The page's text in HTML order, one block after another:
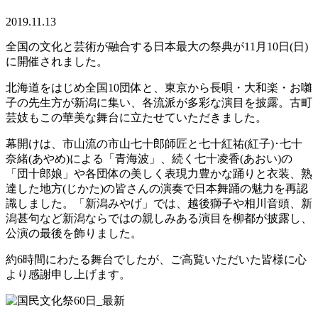
2019.11.13
全国の文化と芸術が融合する日本最大の祭典が11月10日(日)
に開催されました。
北海道をはじめ全国10団体と、東京から長唄・大和楽・お囃
子の先生方が新潟に集い、各流派が多彩な演目を披露。古町
芸妓もこの華美な舞台に立たせていただきました。
幕開けは、市山流の市山七十郎師匠と七十紅祐(紅子)･七十
奈緒(あやめ)による「青海波」、続く七十凌香(あおい)の
「団十郎娘」や各団体の美しく表現力豊かな踊りと衣装、熟
達した地方(じかた)の皆さんの演奏で日本舞踊の魅力を再認
識しました。「新潟みやげ」では、越後獅子や相川音頭、新
潟甚句など新潟ならではの親しみある演目を柳都が披露し、
公演の最後を飾りました。
約6時間にわたる舞台でしたが、ご高覧いただいた皆様に心
より感謝申し上げます。